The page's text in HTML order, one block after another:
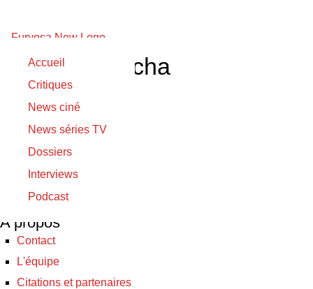
Accueil
Critiques
News ciné
News séries TV
Dossiers
Interviews
Podcast
Rajat Barmecha
17/12/2020
17/12/2020
Udaan
A propos
Contact
L'équipe
Citations et partenaires